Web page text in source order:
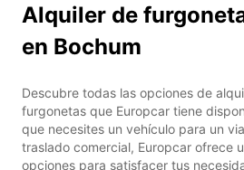
Alquiler de
en Bochum
Descubre todas las opciones de
furgonetas que Europcar tiene
que necesites un vehículo para un
traslado comercial, Europcar ofrece
opciones para satisfacer tus